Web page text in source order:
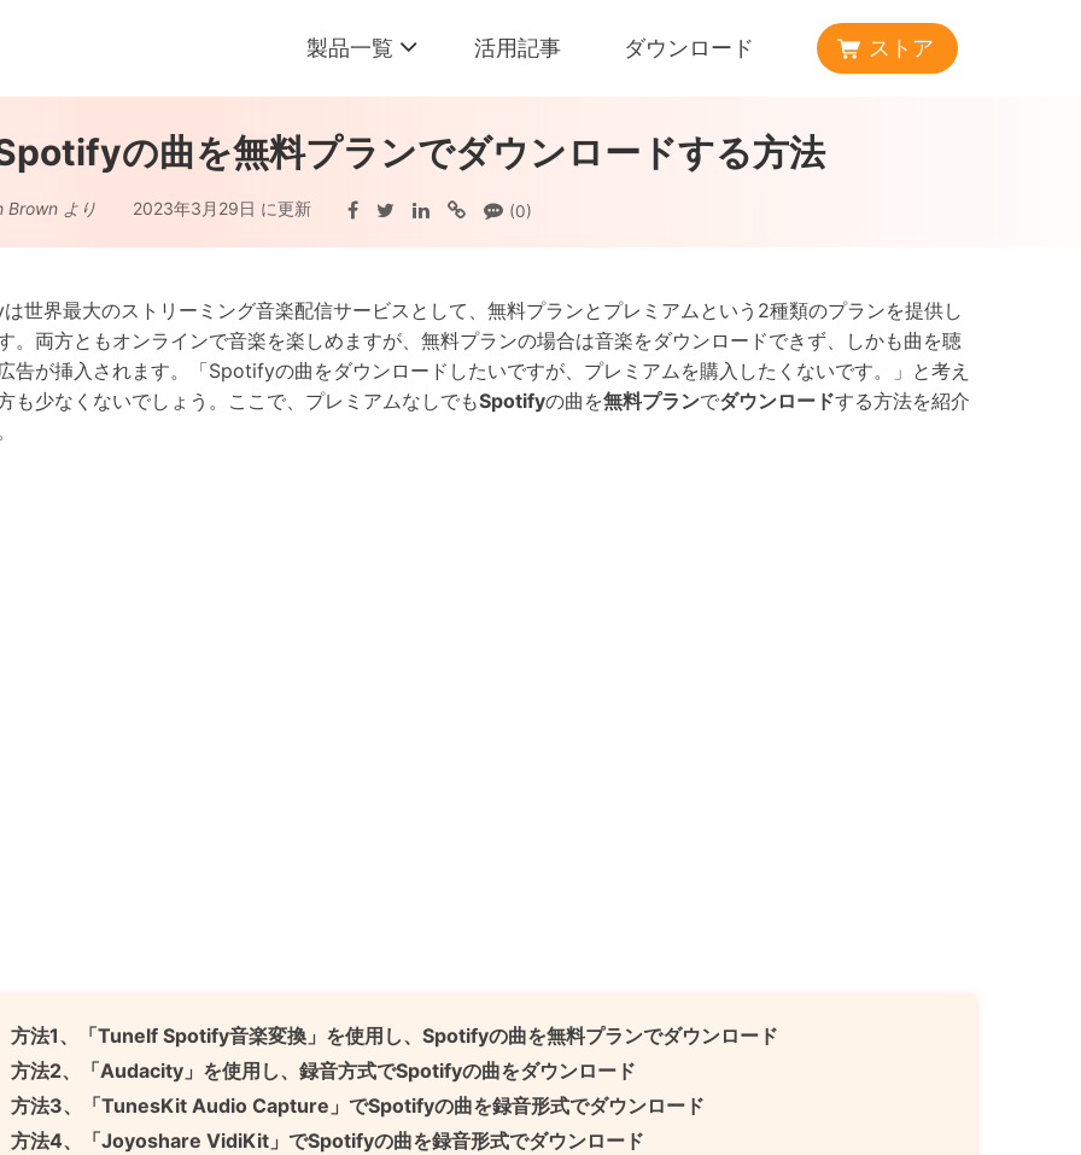
製品一覧
Spotify音楽変換
SpotifyをMP3に変換
Apple音楽変換
Apple MusicをMP3に変換
Amazon音楽変換
Amazon MusicをMP3に変換
Tidal音楽変換
TidalをMP3に変換
活用記事 ダウンロード ストア
の曲を無料プランでダウンロードする方法
Brown より 2023年3月29日 に更新 (0)
世界最大のストリーミング音楽配信サービスとして、無料プランとプレミアムという2種類のプランを提供し
。両方ともオンラインで音楽を楽しめますが、無料プランの場合は音楽をダウンロードできず、しかも曲を聴
告が挿入されます。「Spotifyの曲をダウンロードしたいですが、プレミアムを購入したくないです。」と考え
も少なくないでしょう。ここで、プレミアムなしでもSpotifyの曲を無料プランでダウンロードする方法を紹介
方法1、「Tunelf Spotify音楽変換」を使用し、Spotifyの曲を無料プランでダウンロード
方法2、「Audacity」を使用し、録音方式でSpotifyの曲をダウンロード
方法3、「TunesKit Audio Capture」でSpotifyの曲を録音形式でダウンロード
方法4、「Joyoshare VidiKit」でSpotifyの曲を録音形式でダウンロード